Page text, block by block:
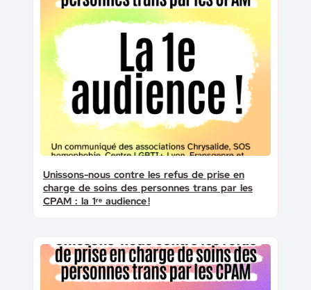
Unissons-nous contre les refus de prise en
charge de soins des personnes trans par les
CPAM : la 1ʳᵉ audience !